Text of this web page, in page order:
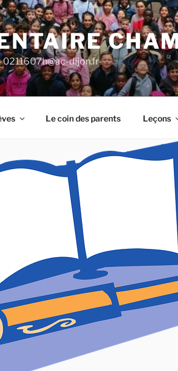
dijon.fr-
Le coin des parents Leçons